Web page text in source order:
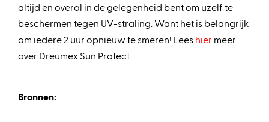
altijd en overal in de gelegenheid bent om uzelf te
beschermen tegen UV-straling. Want het is belangrijk
om iedere 2 uur opnieuw te smeren! Lees hier meer
over Dreumex Sun Protect.
Bronnen: